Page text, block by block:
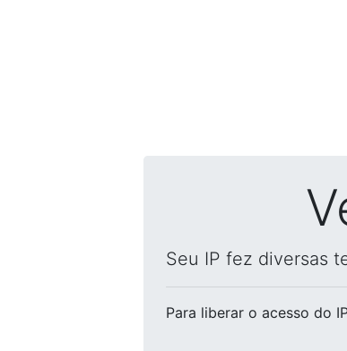
Seu IP fez diversas
Para liberar o acesso do